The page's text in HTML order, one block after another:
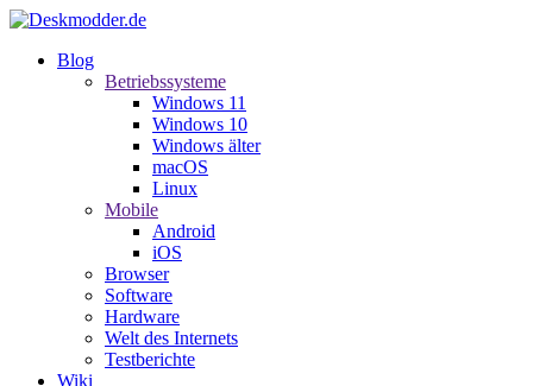
Blog
Betriebssysteme
Windows 11
Windows 10
Windows älter
macOS
Linux
Mobile
Android
iOS
Browser
Software
Hardware
Welt des Internets
Testberichte
Wiki